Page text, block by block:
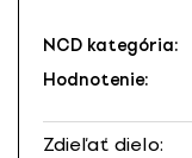
NCD kategória:
Hodnotenie:
Zdieľať dielo: